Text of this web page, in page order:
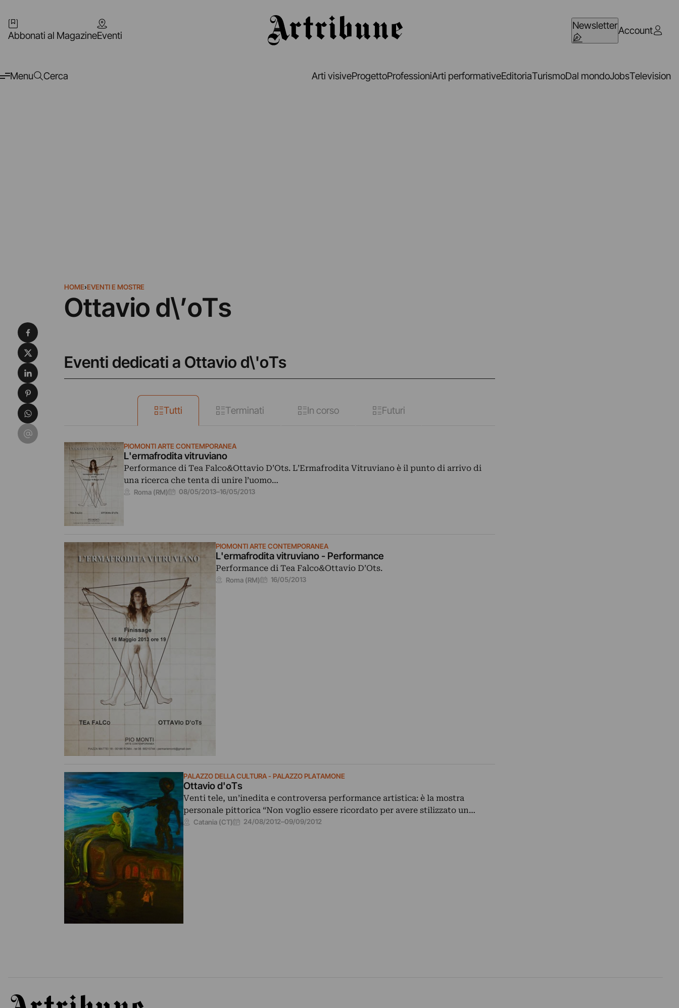
Abbonati al MagazineEventi
NewsletterAccount
Menu Cerca Arti visiveProgettoProfessioniArti performativeEditoriaTurismoDal mondoJobsTelevision
HOME›EVENTI E MOSTRE
Ottavio d\’oTs
Eventi dedicati a Ottavio d\'oTs
Tutti Terminati In corso Futuri
PIOMONTI ARTE CONTEMPORANEA
L'ermafrodita vitruviano
Performance di Tea Falco&Ottavio D’Ots. L’Ermafrodita Vitruviano è il punto di arrivo di
una ricerca che tenta di unire l’uomo…
Roma (RM) 08/05/2013–16/05/2013
PIOMONTI ARTE CONTEMPORANEA
L'ermafrodita vitruviano - Performance
Performance di Tea Falco&Ottavio D’Ots.
Roma (RM) 16/05/2013
PALAZZO DELLA CULTURA - PALAZZO PLATAMONE
Ottavio d'oTs
Venti tele, un’inedita e controversa performance artistica: è la mostra
personale pittorica “Non voglio essere ricordato per avere stilizzato un…
Catania (CT) 24/08/2012–09/09/2012
Condividi su Facebook
Condividi su X
Condividi su LinkedIn
Condividi su Pinterest
Condividi su WhatsApp
Condividi su Email
Artribune